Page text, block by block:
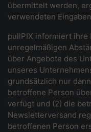
übermittelt werden,
verwendeten
pullPIX informiert ihre
unregelmäßigen
über Angebote des
unseres
grundsätzlich nur
betroffene Person
verfügt und (2) die
Newsletterversand
betroffenen Person